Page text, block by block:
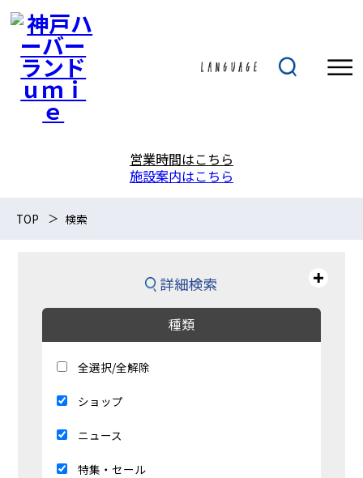
営業時間はこちら
施設案内はこちら
TOP 検索
詳細検索
種類
全選択/全解除
ショップ
ニュース
特集・セール